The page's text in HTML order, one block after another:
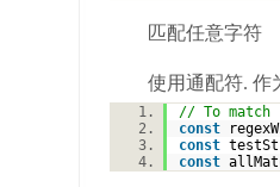
匹配任意字符
使用通配符. 作
// To
const
const
const